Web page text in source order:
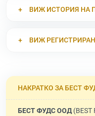
ВИЖ ИСТОРИЯ НА
ВИЖ
НАКРАТКО ЗА БЕСТ
БЕСТ ФУДС ООД(BEST